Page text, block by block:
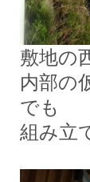
敷地の
内部の
でも
組み立